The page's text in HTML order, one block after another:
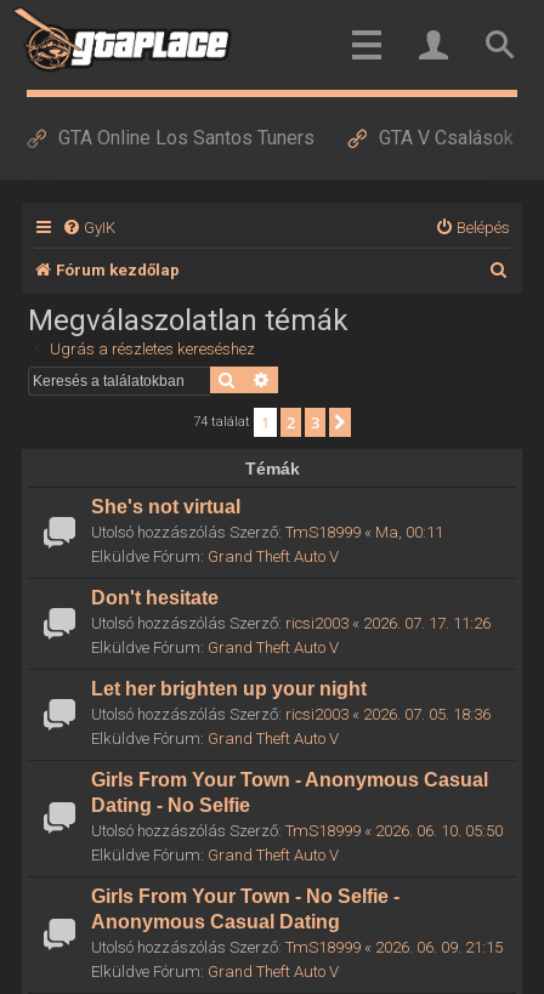
GTA Online Los Santos Tuners GTA V Csalások
GyIK Belépés
Fórum kezdőlap
Megválaszolatlan témák
Ugrás a részletes kereséshez
Keresés
74 találat 1 2 3
Témák
She's not virtual
Utolsó hozzászólás Szerző: TmS18999« Ma, 00:11
Elküldve Fórum: Grand Theft Auto V
Don't hesitate
Utolsó hozzászólás Szerző: ricsi2003« 2026. 07. 17. 11:26
Elküldve Fórum: Grand Theft Auto V
Let her brighten up your night
Utolsó hozzászólás Szerző: ricsi2003« 2026. 07. 05. 18:36
Elküldve Fórum: Grand Theft Auto V
Girls From Your Town - Anonymous Casual
Dating - No Selfie
Utolsó hozzászólás Szerző: TmS18999« 2026. 06. 10. 05:50
Elküldve Fórum: Grand Theft Auto V
Girls From Your Town - No Selfie -
Anonymous Casual Dating
Utolsó hozzászólás Szerző: TmS18999« 2026. 06. 09. 21:15
Elküldve Fórum: Grand Theft Auto V